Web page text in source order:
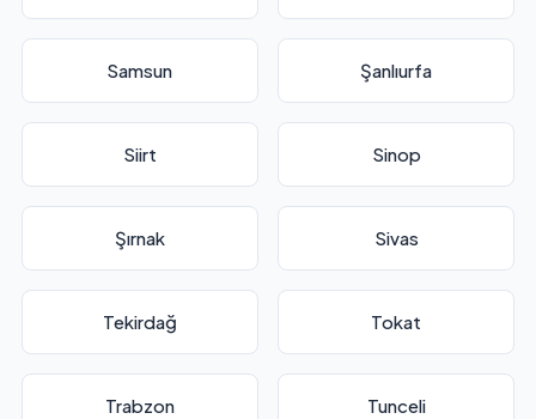
Samsun Şanlıurfa
Siirt Sinop
Şırnak Sivas
Tekirdağ Tokat
Trabzon Tunceli